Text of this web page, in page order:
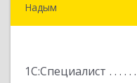
Надым
1С:Специалист